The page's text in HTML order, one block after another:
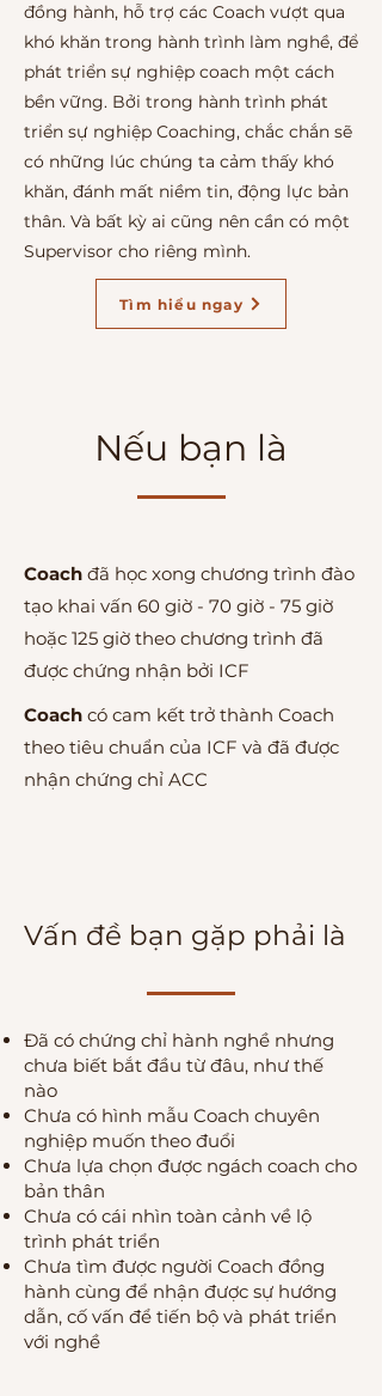
đồng hành, hỗ trợ các Coach vượt qua
khó khăn trong hành trình làm nghề, để
phát triển sự nghiệp coach một cách
bền vững. Bởi trong hành trình phát
triển sự nghiệp Coaching, chắc chắn sẽ
có những lúc chúng ta cảm thấy khó
khăn, đánh mất niềm tin, động lực bản
thân. Và bất kỳ ai cũng nên cần có một
Supervisor cho riêng mình.
Tìm hiểu ngay
Nếu bạn là
Coach đã học xong chương trình đào
tạo khai vấn 60 giờ - 70 giờ - 75 giờ
hoặc 125 giờ theo chương trình đã
được chứng nhận bởi ICF
Coach có cam kết trở thành Coach
theo tiêu chuẩn của ICF và đã được
nhận chứng chỉ ACC
Vấn đề bạn gặp phải là
Đã có chứng chỉ hành nghề nhưng
chưa biết bắt đầu từ đâu, như thế
nào
Chưa có hình mẫu Coach chuyên
nghiệp muốn theo đuổi
Chưa lựa chọn được ngách coach cho
bản thân
Chưa có cái nhìn toàn cảnh về lộ
trình phát triển
Chưa tìm được người Coach đồng
hành cùng để nhận được sự hướng
dẫn, cố vấn để tiến bộ và phát triển
với nghề